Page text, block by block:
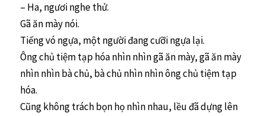
– Ha, ngươi nghe thử.
Gã ăn mày nói.
Tiếng vó ngựa, một người đang cưỡi ngựa lại.
Ông chủ tiệm tạp hóa nhìn nhìn gã ăn mày, gã ăn mày
nhìn nhìn bà chủ, bà chủ nhìn nhìn ông chủ tiệm tạp
hóa.
Cũng không trách bọn họ nhìn nhau, lều đã dựng lên